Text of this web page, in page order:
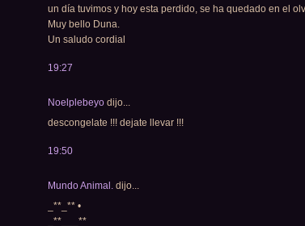
un día tuvimos y hoy esta perdido, se ha quedado en el
Muy bello Duna.
Un saludo cordial
19:27
Noelplebeyo dijo...
descongelate !!! dejate llevar !!!
19:50
Mundo Animal. dijo...
_**_** •
_**___**